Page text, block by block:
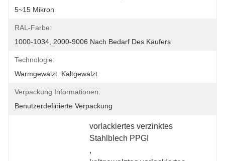
5~15 Mikron
RAL-Farbe:
1000-1034, 2000-9006 Nach Bedarf Des Käufers
Technologie:
Warmgewalzt. Kaltgewalzt
Verpackung Informationen:
Benutzerdefinierte Verpackung
vorlackiertes verzinktes
Stahlblech PPGI
,